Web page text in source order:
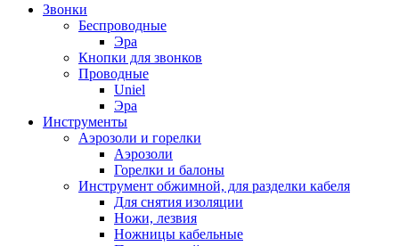
Звонки
Беспроводные
Эра
Кнопки для звонков
Проводные
Uniel
Эра
Инструменты
Аэрозоли и горелки
Аэрозоли
Горелки и балоны
Инструмент обжимной, для разделки кабеля
Для снятия изоляции
Ножи, лезвия
Ножницы кабельные